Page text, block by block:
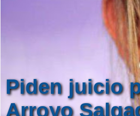
Piden juicio
Arroyo